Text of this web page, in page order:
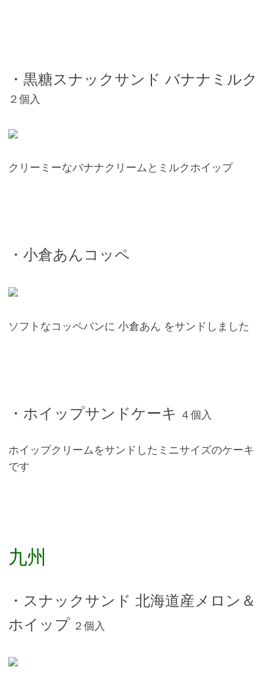
・黒糖スナックサンド バナナミルク
２個入
クリーミーなバナナクリームとミルクホイップ
・小倉あんコッペ
ソフトなコッペパンに 小倉あん をサンドしました
・ホイップサンドケーキ ４個入
ホイップクリームをサンドしたミニサイズのケーキ
です
九州
・スナックサンド 北海道産メロン＆
ホイップ ２個入